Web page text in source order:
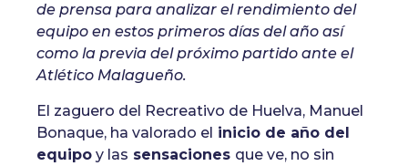
de prensa para analizar el rendimiento del
equipo en estos primeros días del año así
como la previa del próximo partido ante el
Atlético Malagueño.
El zaguero del Recreativo de Huelva, Manuel
Bonaque, ha valorado el inicio de año del
equipo y las sensaciones que ve, no sin